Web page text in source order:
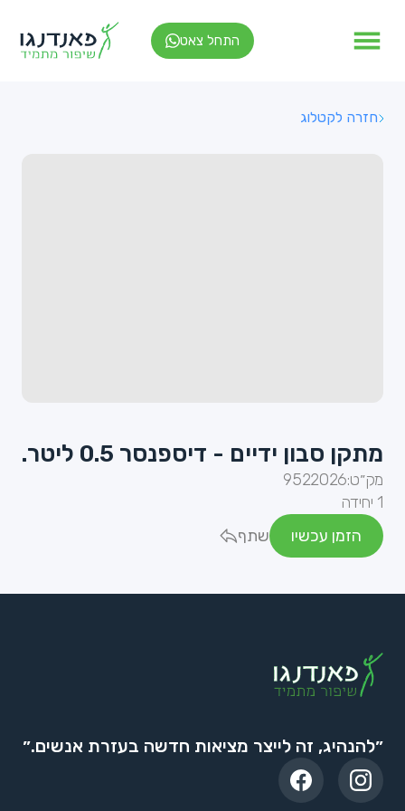
התחל צאט
חזרה לקטלוג
מתקן סבון ידיים - דיספנסר 0.5 ליטר.
מק״ט:9522026
1 יחידה
הזמן עכשיו
שתף
״להנהיג, זה לייצר מציאות חדשה בעזרת אנשים.״